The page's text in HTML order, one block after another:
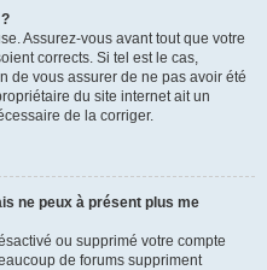
Assurez-vous avant tout que votre
corrects. Si tel est le cas,
de vous assurer de ne pas avoir été
du site internet ait un
de la corriger.
ne peux à présent plus me
ou supprimé votre compte
de forums suppriment